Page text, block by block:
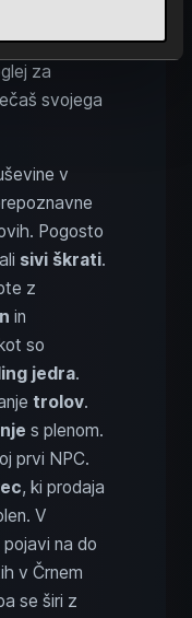
za
svojega
v
Pogosto
ali sivi škrati.
z
in
so
jedra.
trolov.
s plenom.
prvi NPC.
, ki prodaja
V
na do
v Črnem
se širi z